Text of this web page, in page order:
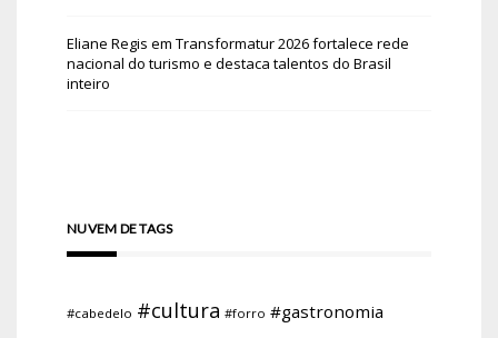
Eliane Regis em Transformatur 2026 fortalece rede
nacional do turismo e destaca talentos do Brasil
inteiro
NUVEM DE TAGS
#cabedelo #cultura #forro #gastronomia